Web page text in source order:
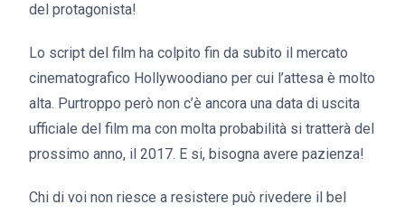
del protagonista!
Lo script del film ha colpito fin da subito il mercato
cinematografico Hollywoodiano per cui l’attesa è molto
alta. Purtroppo però non c’è ancora una data di uscita
ufficiale del film ma con molta probabilità si tratterà del
prossimo anno, il 2017. E si, bisogna avere pazienza!
Chi di voi non riesce a resistere può rivedere il bel